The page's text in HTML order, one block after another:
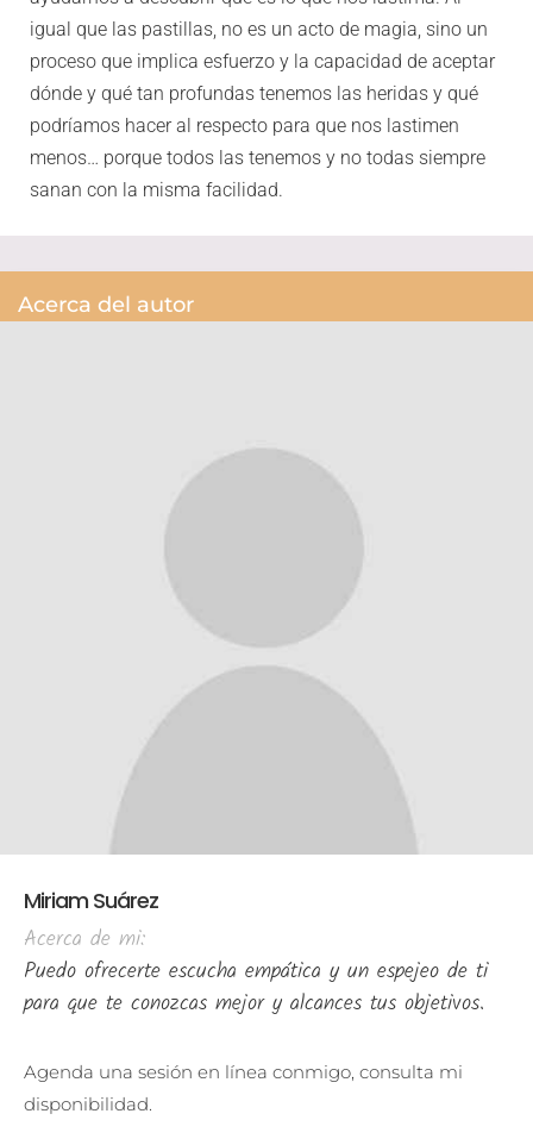
igual que las pastillas, no es un acto de magia, sino un
proceso que implica esfuerzo y la capacidad de aceptar
dónde y qué tan profundas tenemos las heridas y qué
podríamos hacer al respecto para que nos lastimen
menos… porque todos las tenemos y no todas siempre
sanan con la misma facilidad.
Acerca del autor
Miriam Suárez
Acerca de mi:
Puedo ofrecerte escucha empática y un espejeo de ti
para que te conozcas mejor y alcances tus objetivos.
Agenda una sesión en línea conmigo, consulta mi
disponibilidad.